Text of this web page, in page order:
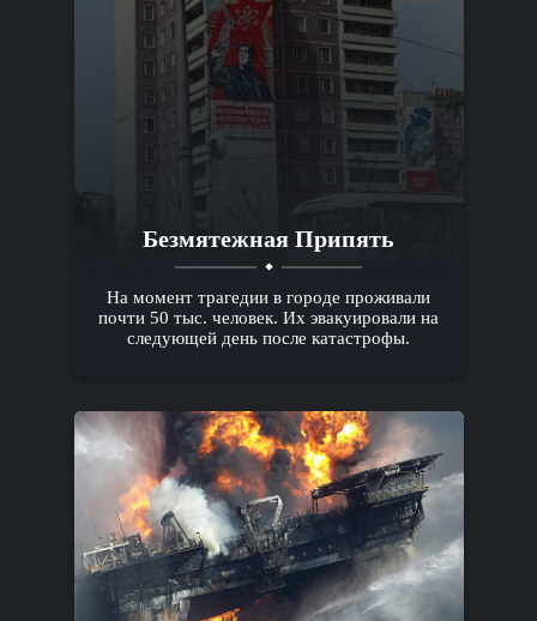
Безмятежная Припять
На момент трагедии в городе проживали
почти 50 тыс. человек. Их эвакуировали на
следующей день после катастрофы.